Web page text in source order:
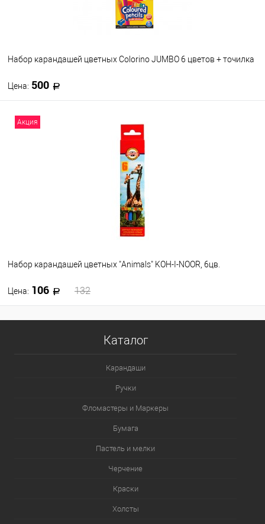
Набор карандашей цветных Colorino JUMBO 6 цветов + точилка
Цена: 500
Акция
Набор карандашей цветных "Animals" KOH-I-NOOR, 6цв.
Цена: 106 132
Каталог
Карандаши
Ручки
Фломастеры и Маркеры
Бумага
Пастель и мелки
Черчение
Краски
Холсты